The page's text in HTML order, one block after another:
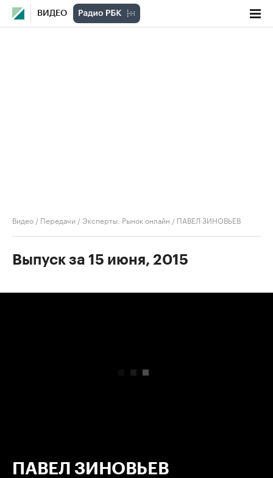
ВИДЕО
Видео / Передачи /Эксперты. Рынок онлайн / ПАВЕЛ ЗИНОВЬЕВ
Выпуск за 15 июня, 2015
ПАВЕЛ ЗИНОВЬЕВ